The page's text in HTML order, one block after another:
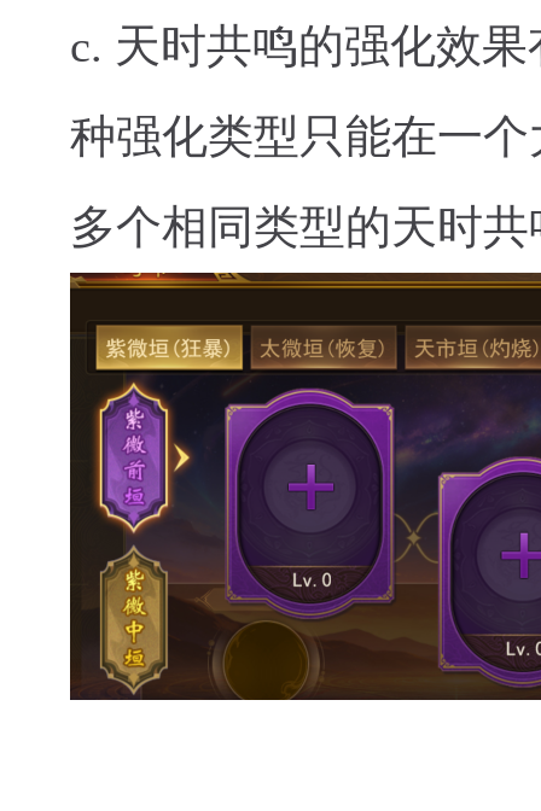
c. 天时共鸣的强化效
种强化类型只能在一
多个相同类型的天时